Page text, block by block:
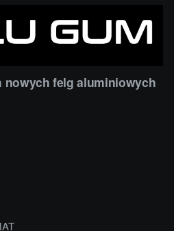
nowych felg aluminiowych